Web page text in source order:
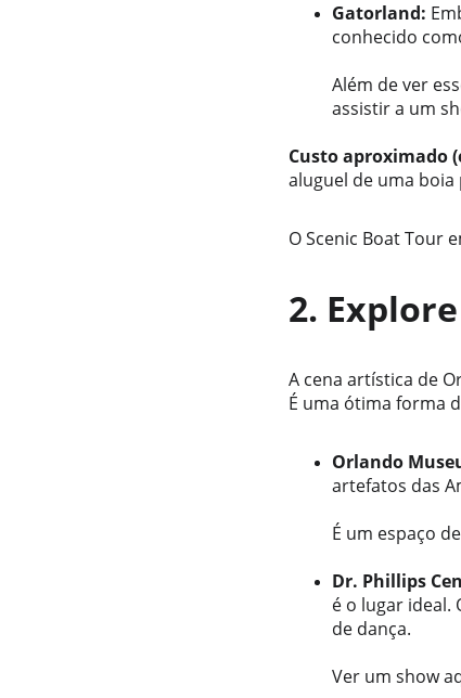
Gatorland:
conhecido
Além de ver
assistir a um
Custo aproximado
aluguel de uma boia
O Scenic Boat Tour
2.
A cena artística de
É uma ótima forma
Orlando
artefatos das
É um espaço
Dr. Phillips
é o lugar ideal.
de dança.
Ver um show